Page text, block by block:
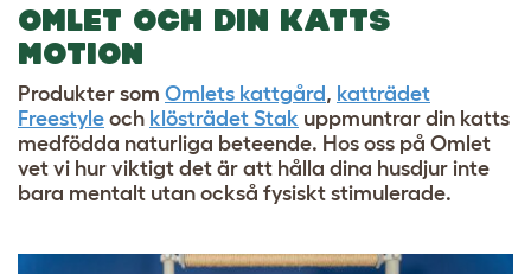
OMLET OCH DIN KATTS
MOTION
Produkter som Omlets kattgård , katträdet
Freestyle och klösträdet Stak uppmuntrar din katts
medfödda naturliga beteende. Hos oss på Omlet
vet vi hur viktigt det är att hålla dina husdjur inte
bara mentalt utan också fysiskt stimulerade.